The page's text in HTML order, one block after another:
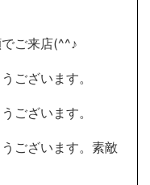
ご来店(^^♪
ございます。
ございます。
ございます。素敵